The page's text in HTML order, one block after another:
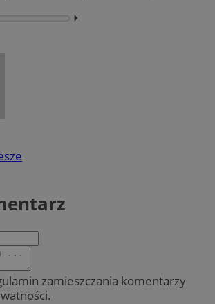
⏵︎
zamieszczania komentarzy